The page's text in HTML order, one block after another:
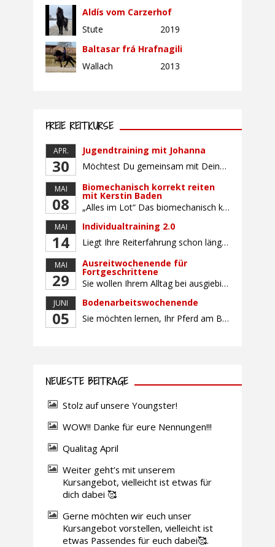
Aldís vom Carzerhof
Stute
2019
Baltasar frá Hrafnagili
Wallach
2013
FREIE REITKURSE
APR.
30
Jugendtraining mit Johanna
Möchtest Du gemeinsam mit Deinem Pferd sicherer und selbstbewusster Reiten, Dich mit gleichaltrigen Teilnehmern (Alter: 9-16 Jahre) austauschen und Dich vielleicht auch auf ein Turnier vorbereiten? Dann bietet Dir dieser Kurs die perfekte Gelegenheit, mit Deinem Pferd gemeinsam zu wachsen und an Sitz, Hilfengebung und Turnierroutine zu arbeiten. Der Unterricht findet in Gruppen von bis […]
MAI
08
Biomechanisch korrekt reiten
mit Kerstin Baden
„Alles im Lot“ Das biomechanisch korrekte Reiten vereint viele wichtige Erkenntnisse der Reitkunst und der Physiologie von Pferd und Reiter miteinander. Ziel ist die größtmögliche Symmetrie des Reiters, denn erst wenn „alles im Lot“ ist, kann das Pferd den Reiter ausbalanciert und losgelassen tragen. Dafür muss der Reiter lernen, die Reaktionen seines Pferdes auf seinen […]
MAI
14
Individualtraining 2.0
Liegt Ihre Reiterfahrung schon länger zurück oder fühlen Sie sich noch nicht richtig fit? Oder sind Sie bereits ein sicherer Reiter und freuen sich auf weiterführenden Unterricht? Training für Reiter:innen mit unterschiedlicher Reiterfahrung, auf die Wünsche und Kenntnisse des Einzelnen abgestimmt. Ein abwechslungsreiches Programm mit individuellem Reitunterricht mit unterschiedlichen Schwerpunkten und für Fortgeschrittene auch mit […]
MAI
29
Ausreitwochenende für
Fortgeschrittene
Sie wollen Ihrem Alltag bei ausgiebigen Ritten durch unser wunderschönes Gelände entfliehen? Dann ist das Ausreitwochenende genau das Richtige. Geübte und sichere Reiter und Reiterinnen genießen die herrliche Natur unter erfahrener Rittführung. Teilnahme mit Leih- oder eigenem Pferd möglich. Mindestteilnehmerzahl: 5 Personen
JUNI
05
Bodenarbeitswochenende
Sie möchten lernen, Ihr Pferd am Boden gezielt zu gymnastizieren und durch feine Kommunikation zu führen? Dieser Kurs vermittelt, wie gezieltes und korrektes Longieren zur gymnastizierenden Arbeit mit dem Pferd beitragen. Wir arbeiten mit Hilfe eines Kappzaums – ohne Ausbinder oder andere Hilfszügel. Im Mittelpunkt stehen feine Kommunikation, klare Körpersprache und präzise Hilfengebung mit dem […]
NEUESTE BEITRÄGE
Stolz auf unsere Youngster!
WOW!! Danke für eure Nennungen!!!
Qualitag April
Weiter geht’s mit unserem
Kursangebot, vielleicht ist etwas für
dich dabei 🥰
Gerne möchten wir euch unser
Kursangebot vorstellen, vielleicht ist
etwas Passendes für euch dabei🥰.